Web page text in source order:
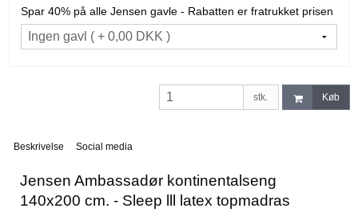
Spar 40% på alle Jensen gavle - Rabatten er fratrukket prisen
stk. Køb
Beskrivelse Social media
Jensen Ambassadør kontinentalseng
140x200 cm. - Sleep lll latex topmadras